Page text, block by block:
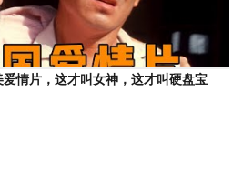
爱情片，这才叫女神，这才叫硬盘宝